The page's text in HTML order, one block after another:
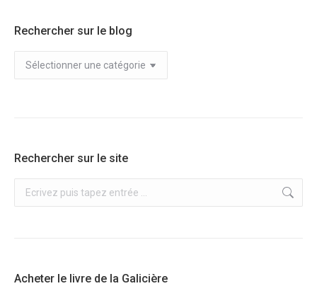
Rechercher sur le blog
Rechercher
sur
Rechercher sur le site
Recherche
:
Acheter le livre de la Galicière